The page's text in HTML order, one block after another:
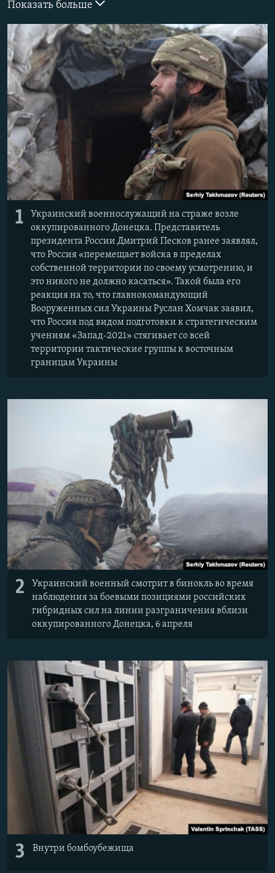
КРЫМ.НЕПОКОРЕННЫЙ
ELIFBE
УКРАИНСКАЯ ПРОБЛЕМА КРЫМА
ПРИСОЕДИНЯЙТЕСЬ!
Все сайты RFE/RL
Показать больше
1
Украинский военнослужащий на страже возле
оккупированного Донецка. Представитель
президента России Дмитрий Песков ранее заявлял,
что Россия «перемещает войска в пределах
собственной территории по своему усмотрению, и
это никого не должно касаться». Такой была его
реакция на то, что главнокомандующий
Вооруженных сил Украины Руслан Хомчак заявил,
что Россия под видом подготовки к стратегическим
учениям «Запад-2021» стягивает со всей
территории тактические группы к восточным
границам Украины​
2
Украинский военный смотрит в бинокль во время
наблюдения за боевыми позициями российских
гибридных сил на линии разграничения вблизи
оккупированного Донецка, 6 апреля
3 Внутри бомбоубежища